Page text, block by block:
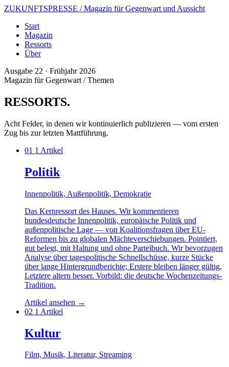
ZUKUNFTSPRESSE / Magazin für Gegenwart und Aussicht
Start
Magazin
Ressorts
Über
Ausgabe 22 · Frühjahr 2026
Magazin für Gegenwart / Themen
RESSORTS.
Acht Felder, in denen wir kontinuierlich publizieren — vom ersten
Zug bis zur letzten Mattführung.
01 1 Artikel
Politik
Innenpolitik, Außenpolitik, Demokratie
Das Kernressort des Hauses. Wir kommentieren
bundesdeutsche Innenpolitik, europäische Politik und
außenpolitische Lage — von Koalitionsfragen über EU-
Reformen bis zu globalen Mächteverschiebungen. Pointiert,
gut belegt, mit Haltung und ohne Parteibuch. Wir bevorzugen
Analyse über tagespolitische Schnellschüsse, kurze Stücke
über lange Hintergrundberichte; Erstere bleiben länger gültig,
Letztere altern besser. Vorbild: die deutsche Wochenzeitungs-
Tradition.
Artikel ansehen →
02 1 Artikel
Kultur
Film, Musik, Literatur, Streaming